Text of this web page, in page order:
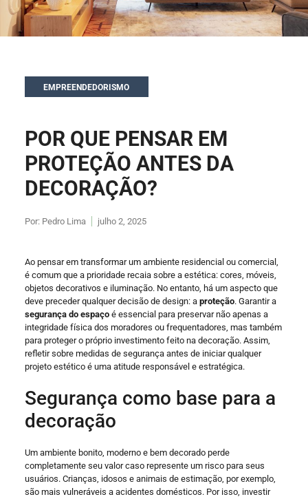
EMPREENDEDORISMO
POR QUE PENSAR EM
PROTEÇÃO ANTES DA
DECORAÇÃO?
Por: Pedro Lima julho 2, 2025
Ao pensar em transformar um ambiente residencial ou comercial,
é comum que a prioridade recaia sobre a estética: cores, móveis,
objetos decorativos e iluminação. No entanto, há um aspecto que
deve preceder qualquer decisão de design: a proteção. Garantir a
segurança do espaçoé essencial para preservar não apenas a
integridade física dos moradores ou frequentadores, mas também
para proteger o próprio investimento feito na decoração. Assim,
refletir sobre medidas de segurança antes de iniciar qualquer
projeto estético é uma atitude responsável e estratégica.
Segurança como base para a
decoração
Um ambiente bonito, moderno e bem decorado perde
completamente seu valor caso represente um risco para seus
usuários. Crianças, idosos e animais de estimação, por exemplo,
são mais vulneráveis a acidentes domésticos. Por isso, investir